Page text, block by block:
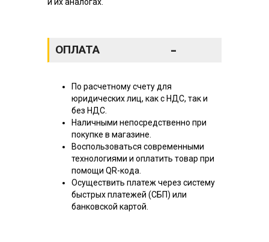
ОПЛАТА -
По расчетному счету для
юридических лиц, как с НДС, так и
без НДС.
Наличными непосредственно при
покупке в магазине.
Воспользоваться современными
технологиями и оплатить товар при
помощи QR-кода.
Осуществить платеж через систему
быстрых платежей (СБП) или
банковской картой.